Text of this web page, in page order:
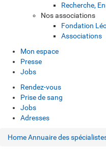
Recherche,
Nos associations
Fondation
Associations
Mon espace
Presse
Jobs
Rendez-vous
Prise de sang
Jobs
Adresses
HomeAnnuaire des